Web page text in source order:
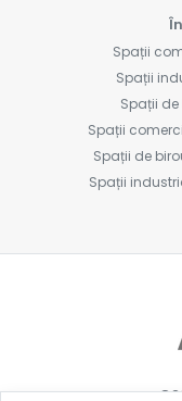
Spații
Spații
Spații
Spații
Spații de
Spații
©